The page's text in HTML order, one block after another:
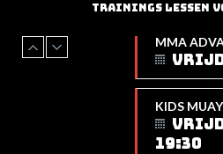
TRAININGS LESSEN
KIDS
19:30
JEUGD 2
11 T/M